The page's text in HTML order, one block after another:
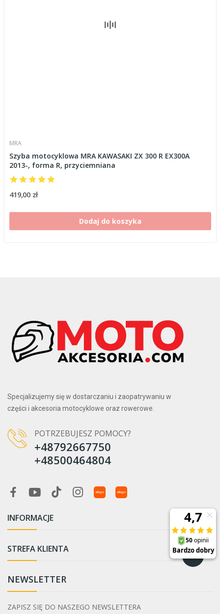
MRA
Szyba motocyklowa MRA KAWASAKI ZX 300 R EX300A
2013-, forma R, przyciemniana
419,00 zł
Dodaj do koszyka
Specjalizujemy się w dostarczaniu i zaopatrywaniu w
części i akcesoria motocyklowe oraz rowerowe.
POTRZEBUJESZ POMOCY?
+48792667750
+48500464804
INFORMACJE 
STREFA KLIENTA 
NEWSLETTER
ZAPISZ SIĘ DO NASZEGO NEWSLETTERA